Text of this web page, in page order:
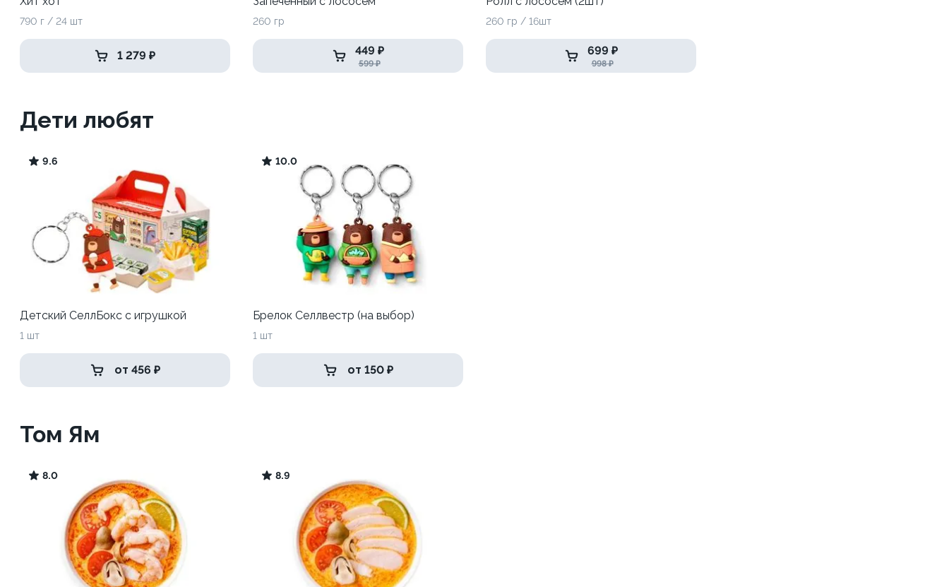
790 г / 24 шт
1 279 ₽
260 гр
449 ₽
599 ₽
260 гр / 16шт
699 ₽
998 ₽
Дети любят
9.6
Детский СеллБокс с игрушкой
1 шт
от 456 ₽
10.0
Брелок Селлвестр (на выбор)
1 шт
от 150 ₽
Том Ям
8.0 8.9